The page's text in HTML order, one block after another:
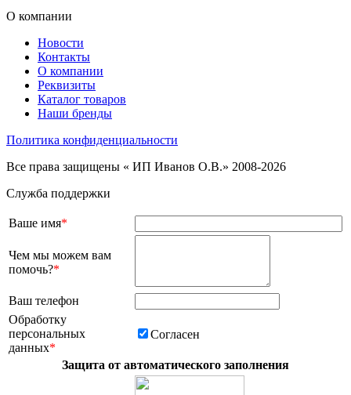
О компании
Новости
Контакты
О компании
Реквизиты
Каталог товаров
Наши бренды
Политика конфиденциальности
Все права защищены « ИП Иванов О.В.» 2008-2026
Служба поддержки
Ваше имя*
Чем мы можем вам
помочь?*
Ваш телефон
Обработку
персональных
данных*
Согласен
Защита от автоматического заполнения